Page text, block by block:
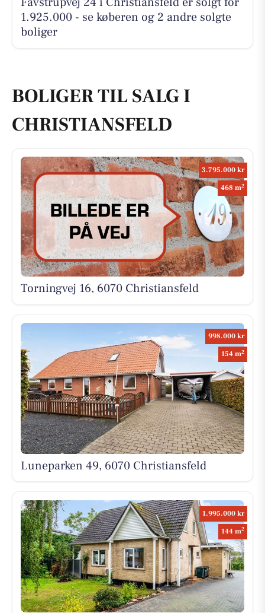
1.925.000 - se køberen og 2 andre solgte
boliger
BOLIGER TIL SALG I
CHRISTIANSFELD
3.795.000 kr
468 m2
Torningvej 16, 6070 Christiansfeld
998.000 kr
154 m2
Luneparken 49, 6070 Christiansfeld
1.995.000 kr
144 m2